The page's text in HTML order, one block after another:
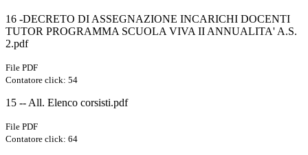
16 -DECRETO DI ASSEGNAZIONE INCARICHI DOCENTI
TUTOR PROGRAMMA SCUOLA VIVA II ANNUALITA' A.S.
2.pdf
File PDF
Contatore click: 54
15 -- All. Elenco corsisti.pdf
File PDF
Contatore click: 64